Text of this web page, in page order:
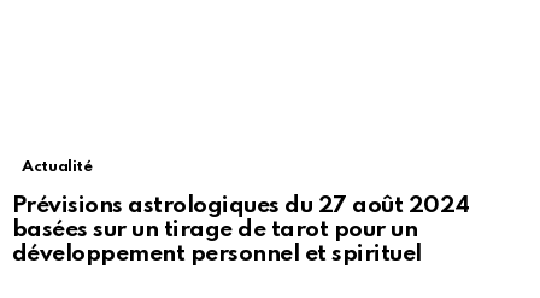
Actualité
Prévisions astrologiques du 27 août 2024
basées sur un tirage de tarot pour un
développement personnel et spirituel